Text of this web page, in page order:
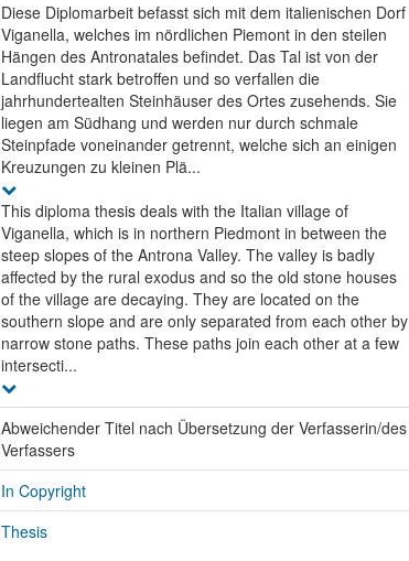
Diese Diplomarbeit befasst sich mit dem italienischen Dorf
Viganella, welches im nördlichen Piemont in den steilen
Hängen des Antronatales befindet. Das Tal ist von der
Landflucht stark betroffen und so verfallen die
jahrhundertealten Steinhäuser des Ortes zusehends. Sie
liegen am Südhang und werden nur durch schmale
Steinpfade voneinander getrennt, welche sich an einigen
Kreuzungen zu kleinen Plä...
This diploma thesis deals with the Italian village of
Viganella, which is in northern Piedmont in between the
steep slopes of the Antrona Valley. The valley is badly
affected by the rural exodus and so the old stone houses
of the village are decaying. They are located on the
southern slope and are only separated from each other by
narrow stone paths. These paths join each other at a few
intersecti...
Abweichender Titel nach Übersetzung der Verfasserin/des
Verfassers
In Copyright
Thesis